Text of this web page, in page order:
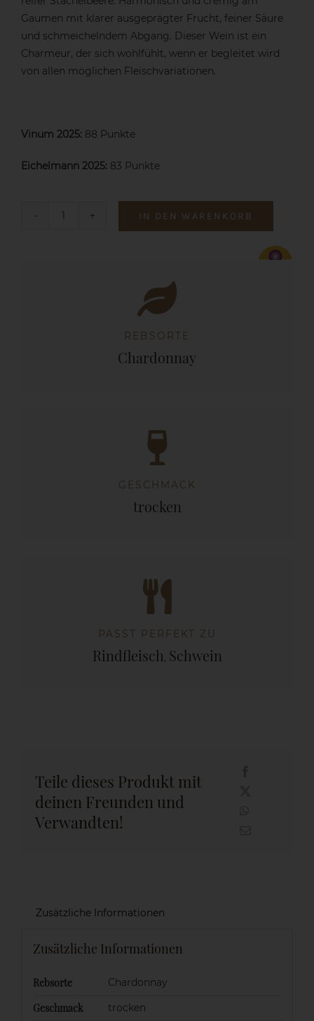
Gaumen mit klarer ausgeprägter Frucht, feiner Säure
und schmeichelndem Abgang. Dieser Wein ist ein
Charmeur, der sich wohlfühlt, wenn er begleitet wird
von allen möglichen Fleischvariationen.
Vinum 2025:88 Punkte
Eichelmann 2025:83 Punkte
IN DEN WARENKORB
REBSORTE
Chardonnay
GESCHMACK
trocken
PASST PERFEKT ZU
Rindfleisch, Schwein
Teile dieses Produkt mit
deinen Freunden und
Verwandten!
Zusätzliche Informationen
Zusätzliche Informationen
Rebsorte Chardonnay
Geschmack trocken